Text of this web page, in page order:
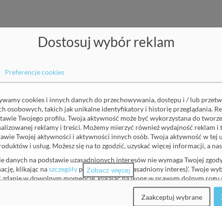
się do naszego
Zgoda na otrzymywanie informacji marketingowych(wymagane)
moich danych osobowych: adres email, imię i nazwisko przez
z informacjami o usługach zdrowotnych, nowościach i
prawo w dowolnym momencie wycofać zgodę. Wycofanie zgody
którego dokonano na podstawie zgody przed jej
Dostosuj wybór reklam
Preferencje cookies
cookies i innych danych do przechowywania, dostępu i / lub
osobowych, takich jak unikalne identyfikatory i historię przeglądania.
Twojego profilu. Twoja aktywność może być wykorzystana do
reklamy i treści. Możemy mierzyć również wydajność reklam i
Twojej aktywności i aktywności innych osób. Twoja aktywność w tej
i usług. Możesz się na to zgodzić, uzyskać więcej informacji, a
danych na podstawie uzasadnionych interesów nie wymaga Twojej
klikając naszczegóły pod 'Partnerzy (uzasadniony interes)'. Twoje
zdanie w dowolnym momencie, klikając na ikonę w prawym dolnym
prosimy o zapoznanie się z naszą
polityka prywatności.
Zobacz więcej
Zaakceptuj wybrane